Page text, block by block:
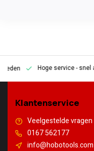
Hoge service- snel
Klantenservice
Veelgestelde vragen
0167 562177
info@hobotools.com